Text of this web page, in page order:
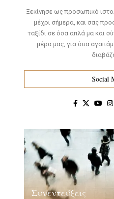
Ξεκίνησε ως προσωπικό
μέχρι σήμερα, και σας
ταξίδι σε όσα απλά μα και
μέρα μας, για όσα
Social
Συνεντεύξεις